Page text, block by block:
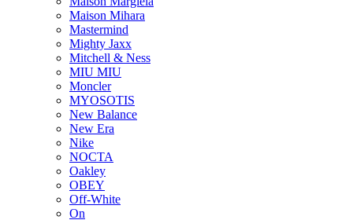
Maison Mihara
Mastermind
Mighty Jaxx
Mitchell & Ness
MIU MIU
Moncler
MYOSOTIS
New Balance
New Era
Nike
NOCTA
Oakley
OBEY
Off-White
On